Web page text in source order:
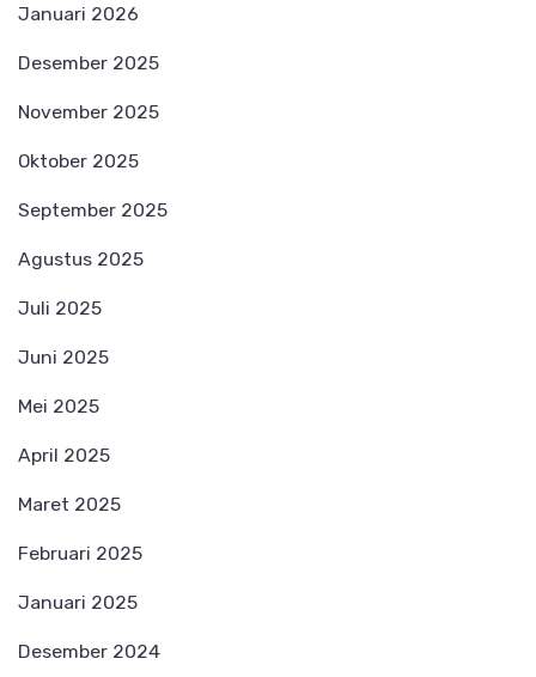
Januari 2026
Desember 2025
November 2025
Oktober 2025
September 2025
Agustus 2025
Juli 2025
Juni 2025
Mei 2025
April 2025
Maret 2025
Februari 2025
Januari 2025
Desember 2024